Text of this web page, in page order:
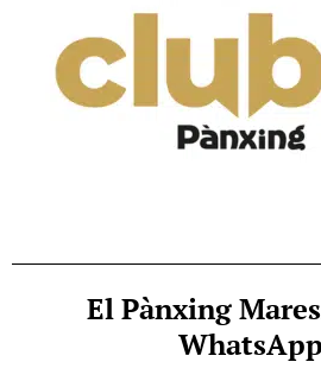
El Pànxing
WhatsApp